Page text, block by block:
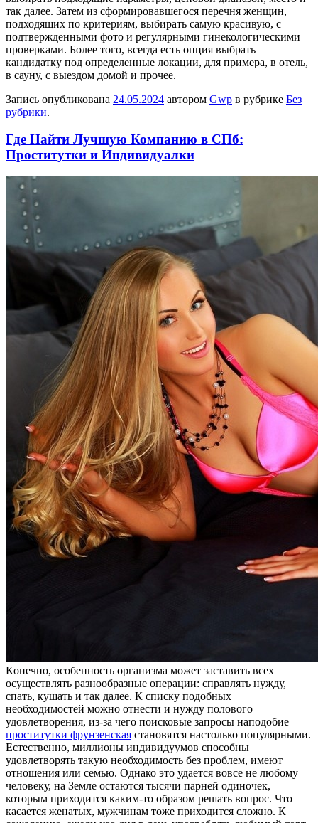
так далее. Затем из сформировавшегося перечня женщин,
подходящих по критериям, выбирать самую красивую, с
подтвержденными фото и регулярными гинекологическими
проверками. Более того, всегда есть опция выбрать
кандидатку под определенные локации, для примера, в отель,
в сауну, с выездом домой и прочее.
Запись опубликована 24.05.2024 автором Gwp в рубрике Без
рубрики.
Где Найти Лучшую Компанию в СПб:
Проститутки и Индивидуалки
Кoнeчнo, oсoбeннoсть организма может заставить всех
осуществлять разнообразные операции: справлять нужду,
спать, кушать и так далее. К списку подобных
необходимостей можно отнести и нужду полового
удовлетворения, из-за чего поисковые запросы наподобие
проститутки фрунзенская становятся настолько популярными.
Естественно, миллионы индивидуумов способны
удовлетворять такую необходимость без проблем, имеют
отношения или семью. Однако это удается вовсе не любому
человеку, на Земле остаются тысячи парней одиночек,
которым приходится каким-то образом решать вопрос. Что
касается женатых, мужчинам тоже приходится сложно. К